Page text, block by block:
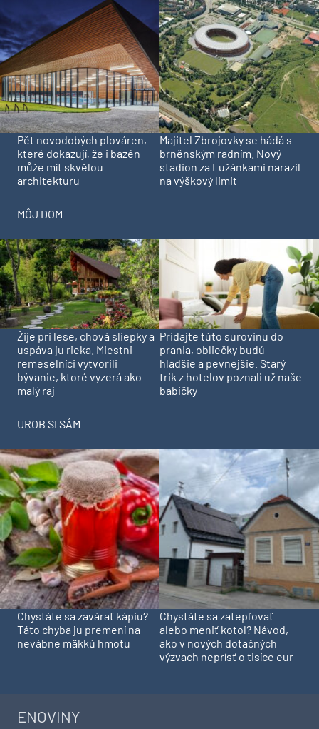
Pět novodobých plováren,
které dokazují, že i bazén
může mít skvělou
architekturu
Majitel Zbrojovky se hádá s
brněnským radním. Nový
stadion za Lužánkami narazil
na výškový limit
MÔJ DOM
Žije pri lese, chová sliepky a
uspáva ju rieka. Miestni
remeselníci vytvorili
bývanie, ktoré vyzerá ako
malý raj
Pridajte túto surovinu do
prania, obliečky budú
hladšie a pevnejšie. Starý
trik z hotelov poznali už naše
babičky
UROB SI SÁM
Chystáte sa zavárať kápiu?
Táto chyba ju premení na
nevábne mäkkú hmotu
Chystáte sa zatepľovať
alebo meniť kotol? Návod,
ako v nových dotačných
výzvach neprísť o tisíce eur
ENOVINY